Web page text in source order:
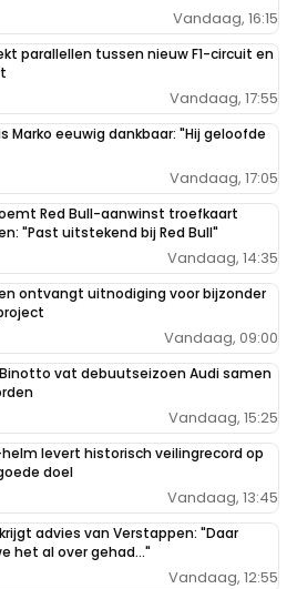
Vandaag, 16:15
parallellen tussen nieuw F1-circuit en
Vandaag, 17:55
Marko eeuwig dankbaar: "Hij geloofde
Vandaag, 17:05
Red Bull-aanwinst troefkaart
"Past uitstekend bij Red Bull"
Vandaag, 14:35
ontvangt uitnodiging voor bijzonder
Vandaag, 09:00
Binotto vat debuutseizoen Audi samen
Vandaag, 15:25
helm levert historisch veilingrecord op
doel
Vandaag, 13:45
advies van Verstappen: "Daar
het al over gehad..."
Vandaag, 12:55